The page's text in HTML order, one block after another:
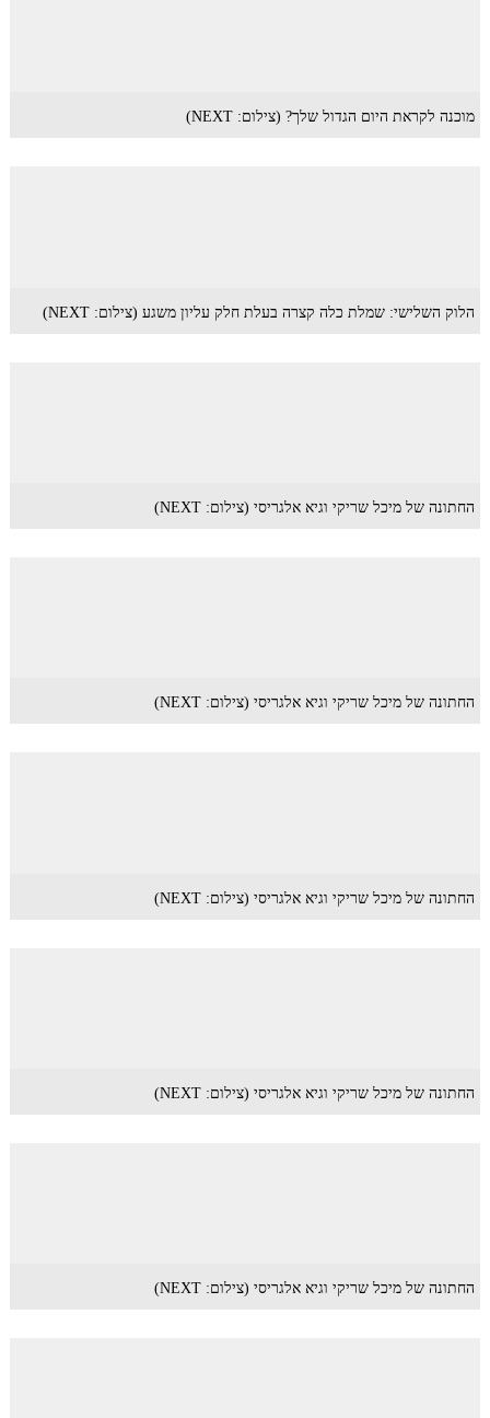
מוכנה לקראת היום הגדול שלך? (צילום: NEXT)
הלוק השלישי: שמלת כלה קצרה בעלת חלק עליון משגע (צילום: NEXT)
החתונה של מיכל שריקי וגיא אלגריסי (צילום: NEXT)
החתונה של מיכל שריקי וגיא אלגריסי (צילום: NEXT)
החתונה של מיכל שריקי וגיא אלגריסי (צילום: NEXT)
החתונה של מיכל שריקי וגיא אלגריסי (צילום: NEXT)
החתונה של מיכל שריקי וגיא אלגריסי (צילום: NEXT)